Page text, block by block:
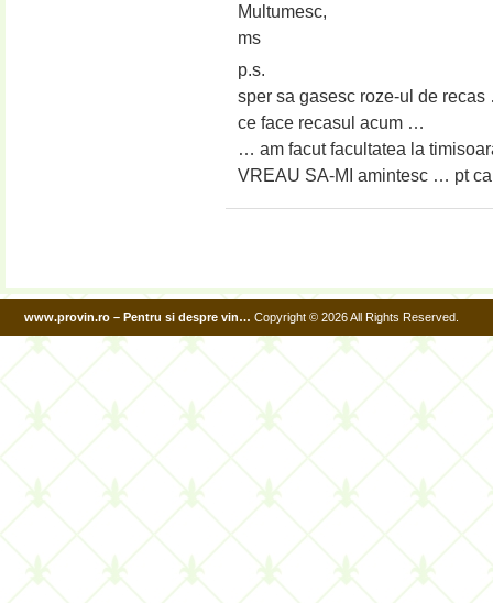
Multumesc,
ms
p.s.
sper sa gasesc roze-ul de
ce face recasul acum …
… am facut facultatea la
VREAU SA-MI amintesc … pt
www.provin.ro – Pentru si despre vin… Copyright © 2026 All Rights Reserved.